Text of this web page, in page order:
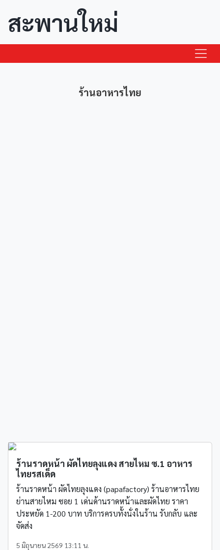
สะพานใหม่
ร้านอาหารไทย
ร้านราดหน้า ผัดไทยลุงแดง สายไหม ซ.1 อาหาร
ไทยรสเด็ด
ร้านราดหน้า ผัดไทยลุงแดง (papafactory) ร้านอาหารไทย
ย่านสายไหม ซอย 1 เด่นด้านราดหน้าและผัดไทย ราคา
ประหยัด 1-200 บาท บริการครบทั้งนั่งในร้าน รับกลับ และ
จัดส่ง
5 มิถุนายน 2569 13:11 น.